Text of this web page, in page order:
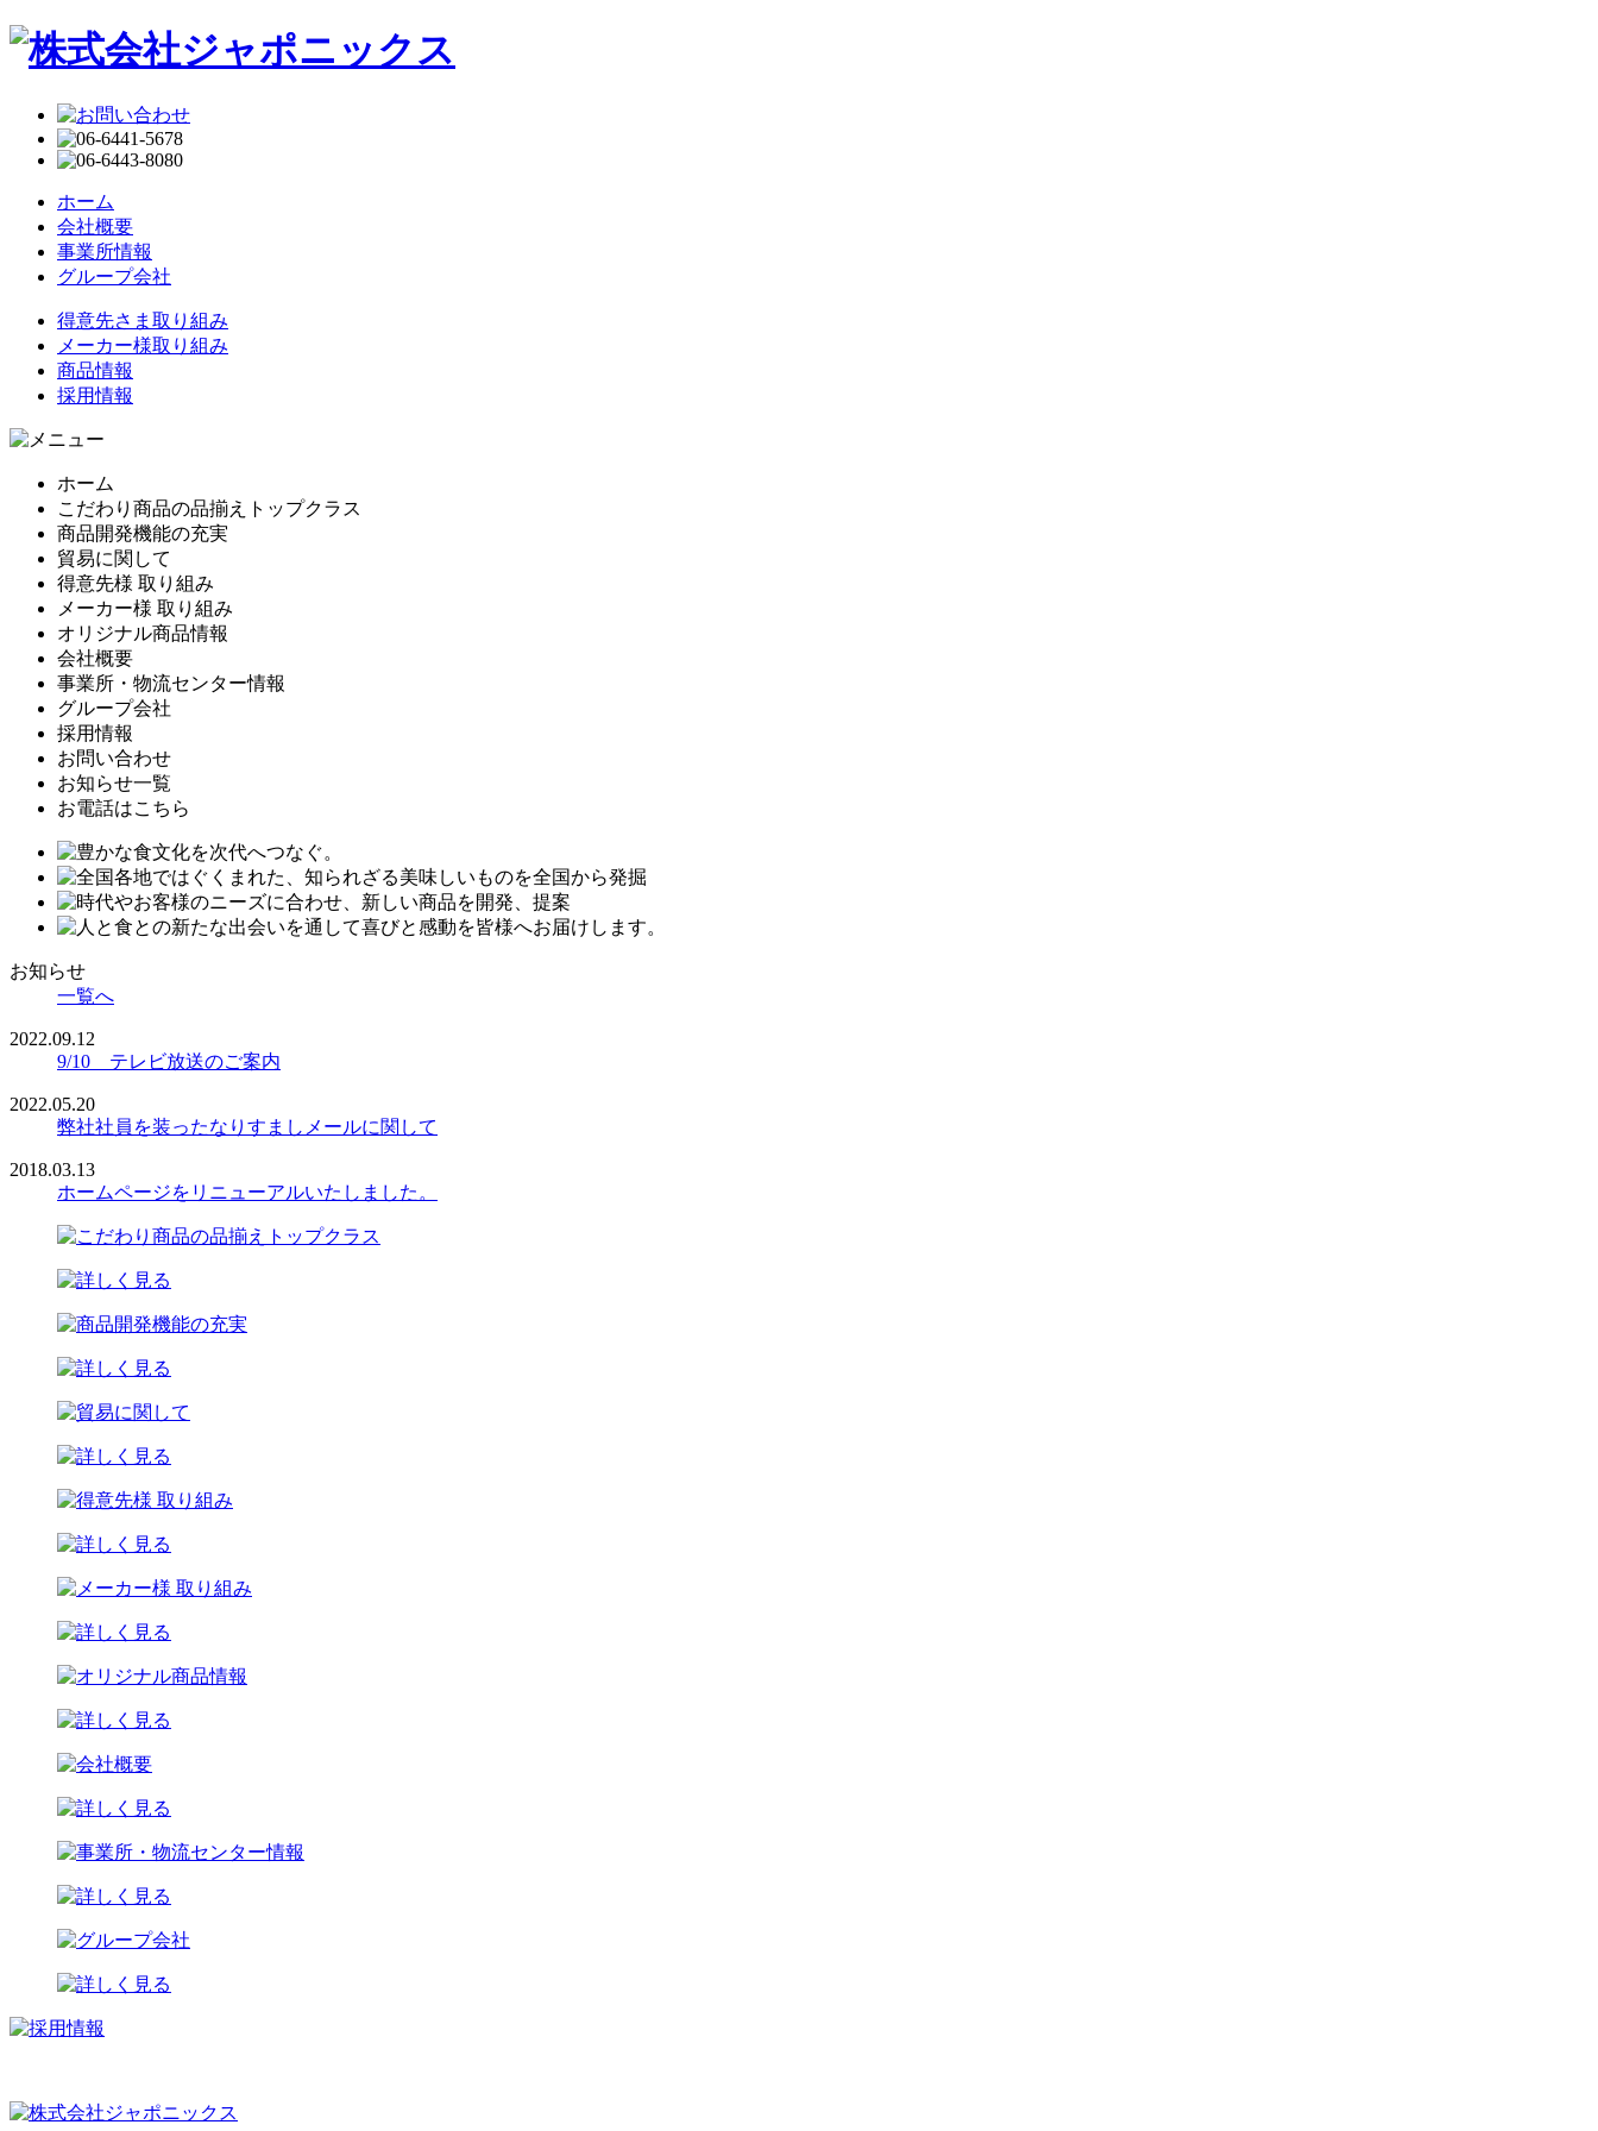
ホーム
会社概要
事業所情報
グループ会社
得意先さま取り組み
メーカー様取り組み
商品情報
採用情報
ホーム
こだわり商品の品揃えトップクラス
商品開発機能の充実
貿易に関して
得意先様 取り組み
メーカー様 取り組み
オリジナル商品情報
会社概要
事業所・物流センター情報
グループ会社
採用情報
お問い合わせ
お知らせ一覧
お電話はこちら
お知らせ
一覧へ
2022.09.12
9/10 テレビ放送のご案内
2022.05.20
弊社社員を装ったなりすましメールに関して
2018.03.13
ホームページをリニューアルいたしました。